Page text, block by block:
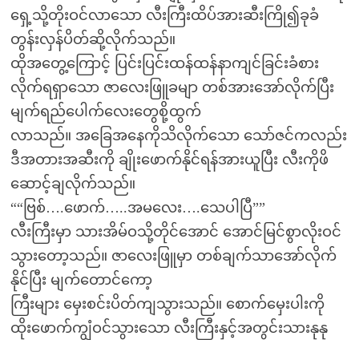
ရှေ့သို့တိုးဝင်လာသော လီးကြီးထိပ်အားဆီးကြို၍ခုခံ
တွန်းလှန်ပိတ်ဆို့လိုက်သည်။
ထိုအတွေ့ကြောင့် ပြင်းပြင်းထန်ထန်နာကျင်ခြင်းခံစား
လိုက်ရရှာသော ဇာလေးဖြူခမျာ တစ်အားအော်လိုက်ပြီး
မျက်ရည်ပေါက်လေးတွေစို့ထွက်
လာသည်။ အခြေအနေကိုသိလိုက်သော သော်ဇင်ကလည်း
ဒီအတားအဆီးကို ချိုးဖောက်နိုင်ရန်အားယူပြီး လီးကိုဖိ
ဆောင့်ချလိုက်သည်။
““ဗြစ်….ဖောက်…..အမလေး….သေပါပြီ””
လီးကြီးမှာ သားအိမ်ဝသို့တိုင်အောင် အောင်မြင်စွာလိုးဝင်
သွားတော့သည်။ ဇာလေးဖြူမှာ တစ်ချက်သာအော်လိုက်
နိုင်ပြီး မျက်တောင်ကော့
ကြီးများ မှေးစင်းပိတ်ကျသွားသည်။ စောက်မှေးပါးကို
ထိုးဖောက်ကျွံဝင်သွားသော လီးကြီးနှင့်အတွင်းသားနုနု